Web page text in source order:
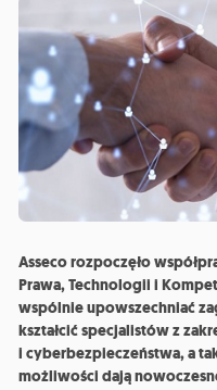
Asseco rozpoczęło
Prawa, Technologii i
wspólnie upowszechniać
kształcić specjalistów z
i cyberbezpieczeństwa, a
możliwości dają